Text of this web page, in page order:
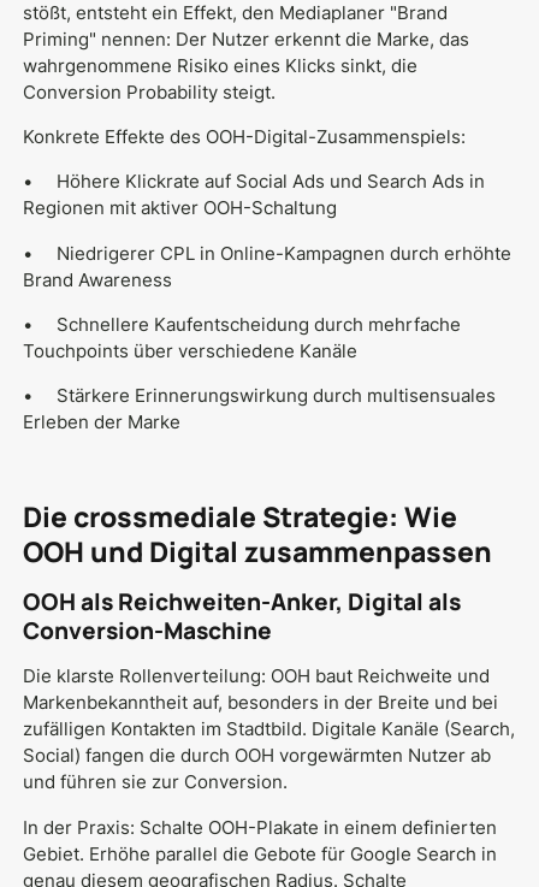
stößt, entsteht ein Effekt, den Mediaplaner "Brand
Priming" nennen: Der Nutzer erkennt die Marke, das
wahrgenommene Risiko eines Klicks sinkt, die
Conversion Probability steigt.
Konkrete Effekte des OOH-Digital-Zusammenspiels:
• Höhere Klickrate auf Social Ads und Search Ads in
Regionen mit aktiver OOH-Schaltung
• Niedrigerer CPL in Online-Kampagnen durch erhöhte
Brand Awareness
• Schnellere Kaufentscheidung durch mehrfache
Touchpoints über verschiedene Kanäle
• Stärkere Erinnerungswirkung durch multisensuales
Erleben der Marke
Die crossmediale Strategie: Wie
OOH und Digital zusammenpassen
OOH als Reichweiten-Anker, Digital als
Conversion-Maschine
Die klarste Rollenverteilung: OOH baut Reichweite und
Markenbekanntheit auf, besonders in der Breite und bei
zufälligen Kontakten im Stadtbild. Digitale Kanäle (Search,
Social) fangen die durch OOH vorgewärmten Nutzer ab
und führen sie zur Conversion.
In der Praxis: Schalte OOH-Plakate in einem definierten
Gebiet. Erhöhe parallel die Gebote für Google Search in
genau diesem geografischen Radius. Schalte